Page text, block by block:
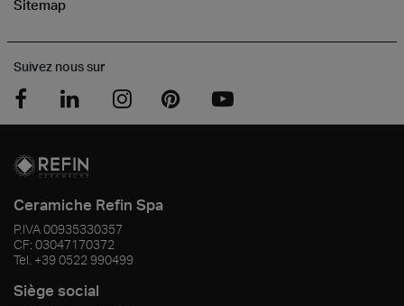
Sitemap
Suivez nous sur
Ceramiche Refin Spa
P.IVA00935330357
CF: 03047170372
Tel. +39 0522 990499
Siège social